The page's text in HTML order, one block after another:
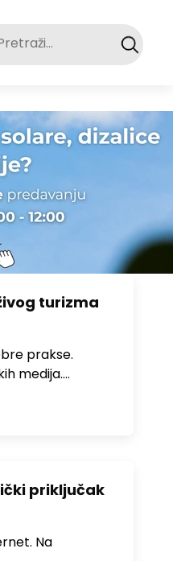
turizma
prakse.
medija.…
priključak
Na